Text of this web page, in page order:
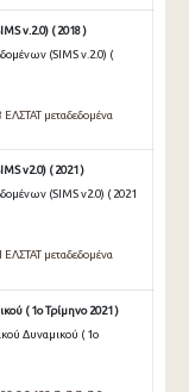
v.2.0) ( 2018 )
(SIMS v.2.0) (
ΕΛΣΤΑΤ μεταδεδομένα
v2.0) ( 2021 )
(SIMS v2.0) ( 2021
ΕΛΣΤΑΤ μεταδεδομένα
( 1ο Τρίμηνο 2021 )
Δυναμικού ( 1ο